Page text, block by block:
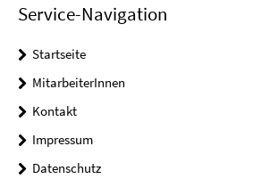
Service-Navigation
Startseite
MitarbeiterInnen
Kontakt
Impressum
Datenschutz